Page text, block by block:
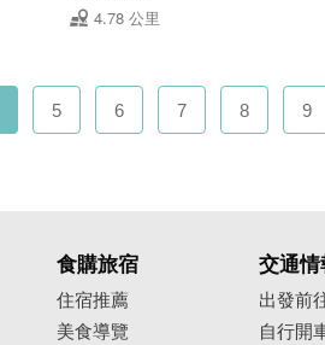
4.78 公里
5 6 7 8 9
食購旅宿
住宿推薦
美食導覽
交通情
出發前
自行開